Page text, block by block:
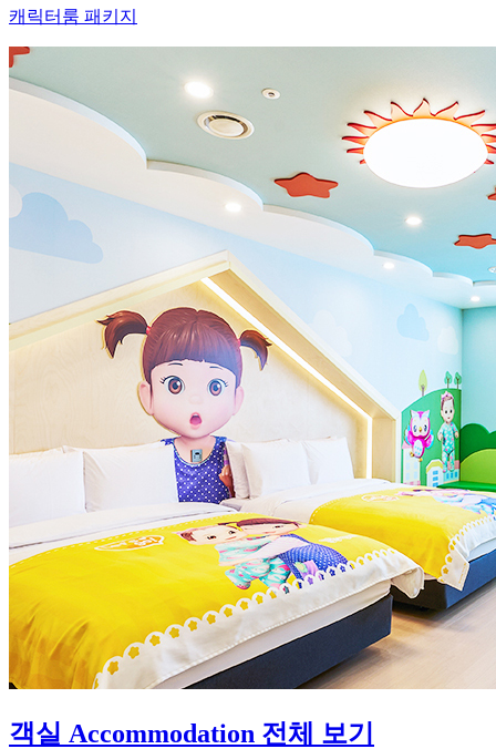
캐릭터룸 패키지
객실 Accommodation 전체 보기